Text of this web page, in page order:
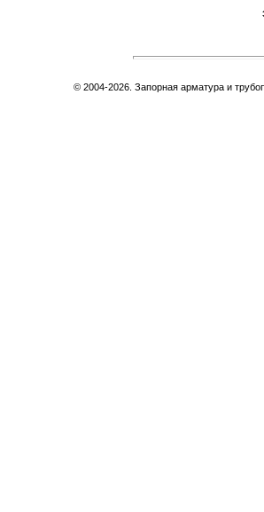
© 2004-2026. Запорная арматура и